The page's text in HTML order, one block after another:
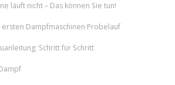
läuft nicht – Das können Sie tun!
Dampfmaschinen Probelauf
Schritt für Schritt